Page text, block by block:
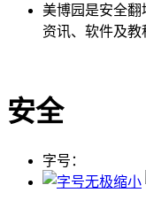
美博园是安全
资讯、软件及教
安全
字号：